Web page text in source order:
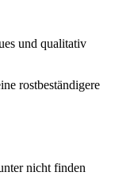
und qualitativ
rostbeständigere
nicht finden